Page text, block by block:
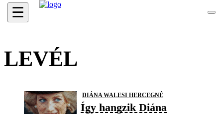
☰
LEVÉL
DIÁNA WALESI HERCEGNÉ
Így hangzik Diána